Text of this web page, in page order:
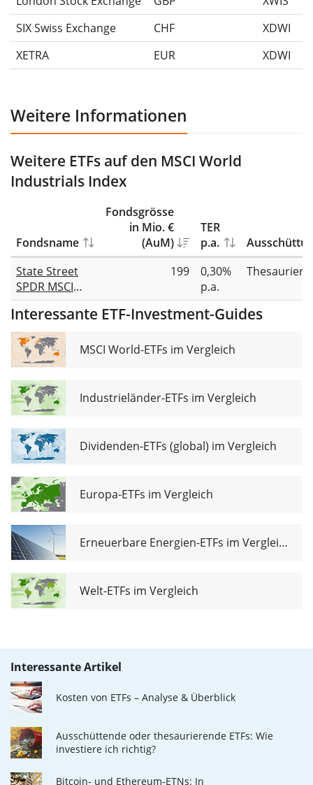
SIX Swiss Exchange
CHF
XDWI
XETRA
EUR XDWI
Weitere Informationen
Weitere ETFs auf den MSCI World
Industrials Index
Fondsname
Fondsgrösse
in Mio. €
(AuM)
TER
p.a.
State Street
SPDR MSCI
World
Industrials
UCITS ETF USD
199
0,30%
p.a.
Interessante ETF-Investment-Guides
MSCI World-ETFs im Vergleich
Industrieländer-ETFs im Vergleich
Dividenden-ETFs (global) im Vergleich
Europa-ETFs im Vergleich
Erneuerbare Energien-ETFs im Vergleich
Welt-ETFs im Vergleich
Interessante Artikel
Kosten von ETFs – Analyse & Überblick
Ausschüttende oder thesaurierende ETFs: Wie
investiere ich richtig?
Bitcoin- und Ethereum-ETNs: In